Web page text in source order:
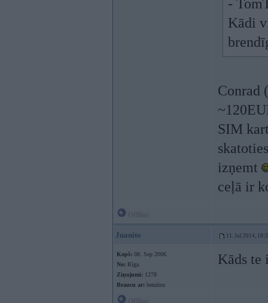
-
Kādi
Conrad
SIM
izņemt
ceļā ir
Juanito 11. Jul 2014,
Kopš: 08. Sep 2006
No: Rīga
Ziņojumi: 1278
Braucu ar: benzīnu
Kāds te